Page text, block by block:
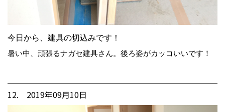
今日から、建具の切込みです！
暑い中、頑張るナガセ建具さん。後ろ姿がカッコいいです！
12. 2019年09月10日